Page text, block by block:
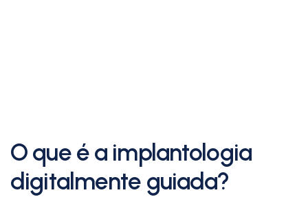
O que é a implantologia
digitalmente guiada?